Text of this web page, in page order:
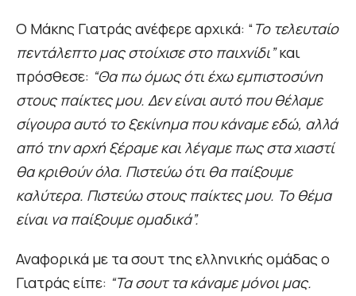
Ο Μάκης Γιατράς ανέφερε αρχικά: “To τελευταίο
πεντάλεπτο μας στοίχισε στο παιχνίδι”και
πρόσθεσε: “Θα πω όμως ότι έχω εμπιστοσύνη
στους παίκτες μου. Δεν είναι αυτό που θέλαμε
σίγουρα αυτό το ξεκίνημα που κάναμε εδώ, αλλά
από την αρχή ξέραμε και λέγαμε πως στα χιαστί
θα κριθούν όλα. Πιστεύω ότι θα παίξουμε
καλύτερα. Πιστεύω στους παίκτες μου. Το θέμα
είναι να παίξουμε ομαδικά”.
Αναφορικά με τα σουτ της ελληνικής ομάδας ο
Γιατράς είπε: “Τα σουτ τα κάναμε μόνοι μας.